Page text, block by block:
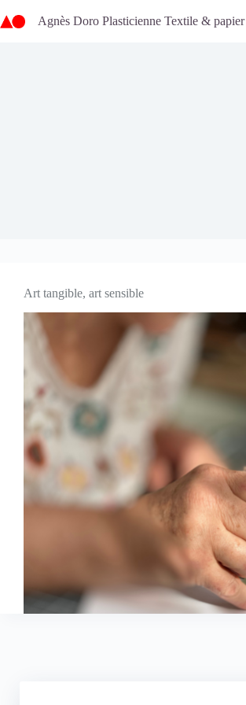
au
Agnès Doro Plasticienne Textile & papier
Art tangible, art sensible